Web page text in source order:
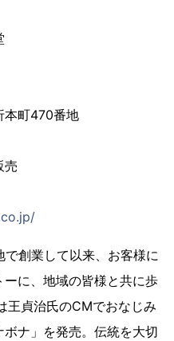
本町470番地
売
創業して以来、お客様に
に、地域の皆様と共に歩
王貞治氏のCMでおなじみ
ナ」を発売。伝統を大切